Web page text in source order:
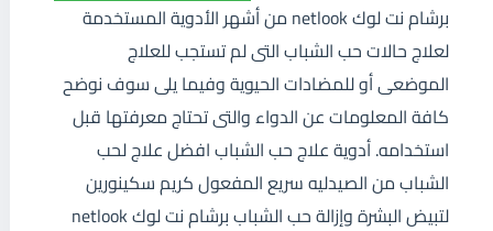
برشام نت لوك netlook من أشهر الأدوية المستخدمة
لعلاج حالات حب الشباب التى لم تستجب للعلاج
الموضعى أو للمضادات الحيوية وفيما يلى سوف نوضح
كافة المعلومات عن الدواء والتى تحتاج معرفتها قبل
استخدامه. أدوية علاج حب الشباب افضل علاج لحب
الشباب من الصيدليه سريع المفعول كريم سكينورين
لتبيض البشرة وإزالة حب الشباب برشام نت لوك netlook